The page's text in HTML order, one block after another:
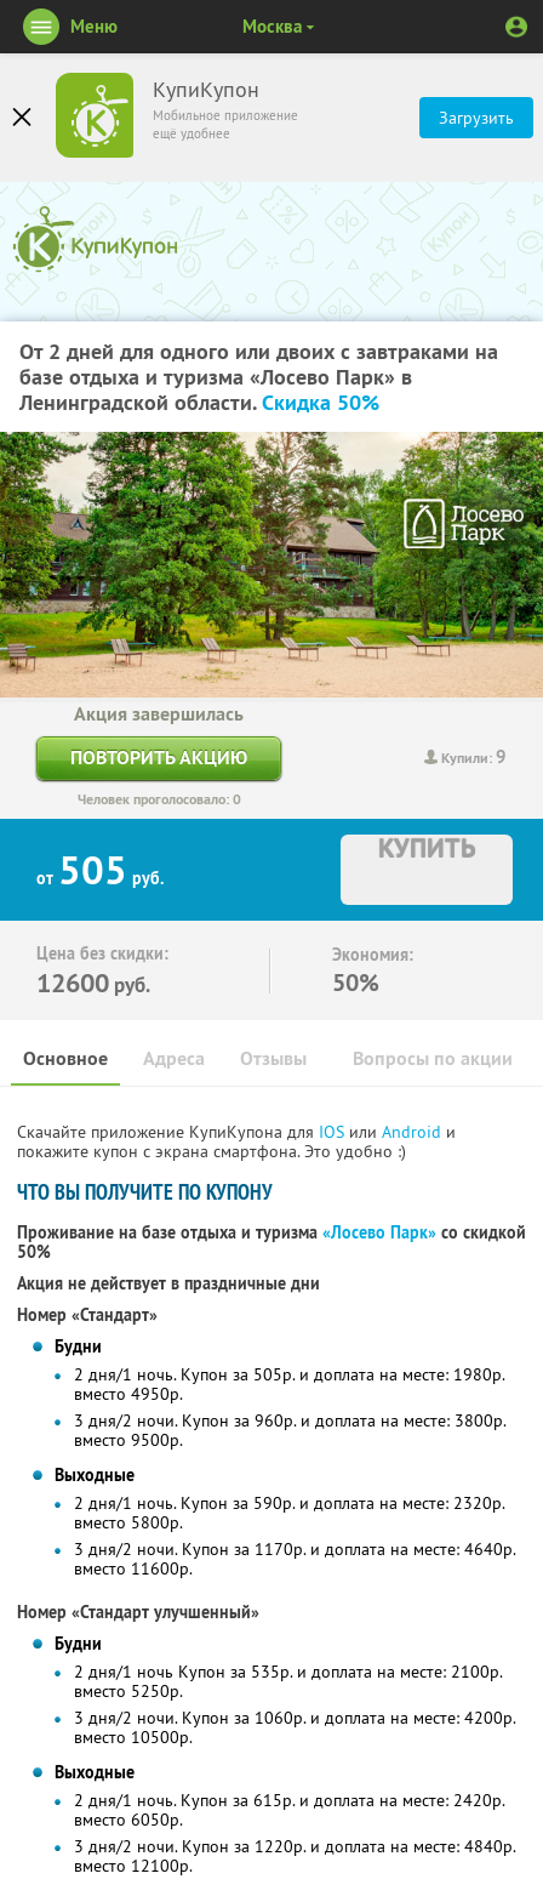
КупиКупон
Мобильное приложение
ещё удобнее
Загрузить
Меню Москва
От 2 дней для одного или двоих с завтраками на
базе отдыха и туризма «Лосево Парк» в
Ленинградской области.Скидка 50%
Купили:9
Акция завершилась
ПОВТОРИТЬ АКЦИЮ
Человек проголосовало: 0
от 505 руб.
КУПИТЬ
Цена без скидки:
12600 руб.
Экономия:
50%
Основное Отзывы Вопросы по акции
Адреса
Скачайте приложение КупиКупона для IOS или Android и
покажите купон с экрана смартфона. Это удобно :)
ЧТО ВЫ ПОЛУЧИТЕ ПО КУПОНУ
Проживание на базе отдыха и туризма «Лосево Парк» со скидкой
50%
Акция не действует в праздничные дни
Номер «Стандарт»
Будни
2 дня/1 ночь. Купон за 505р. и доплата на месте: 1980р.
вместо 4950р.
3 дня/2 ночи. Купон за 960р. и доплата на месте: 3800р.
вместо 9500р.
Выходные
2 дня/1 ночь. Купон за 590р. и доплата на месте: 2320р.
вместо 5800р.
3 дня/2 ночи. Купон за 1170р. и доплата на месте: 4640р.
вместо 11600р.
Номер «Стандарт улучшенный»
Будни
2 дня/1 ночь Купон за 535р. и доплата на месте: 2100р.
вместо 5250р.
3 дня/2 ночи. Купон за 1060р. и доплата на месте: 4200р.
вместо 10500р.
Выходные
2 дня/1 ночь. Купон за 615р. и доплата на месте: 2420р.
вместо 6050р.
3 дня/2 ночи. Купон за 1220р. и доплата на месте: 4840р.
вместо 12100р.